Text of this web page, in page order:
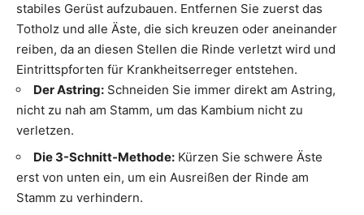
stabiles Gerüst aufzubauen. Entfernen Sie zuerst das
Totholz und alle Äste, die sich kreuzen oder aneinander
reiben, da an diesen Stellen die Rinde verletzt wird und
Eintrittspforten für Krankheitserreger entstehen.
Der Astring: Schneiden Sie immer direkt am Astring,
nicht zu nah am Stamm, um das Kambium nicht zu
verletzen.
Die 3-Schnitt-Methode: Kürzen Sie schwere Äste
erst von unten ein, um ein Ausreißen der Rinde am
Stamm zu verhindern.